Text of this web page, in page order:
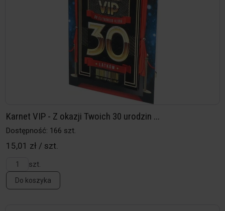
Karnet VIP - Z okazji Twoich 30 urodzin ...
Dostępność: 166 szt.
15,01 zł / szt.
szt.
Do koszyka